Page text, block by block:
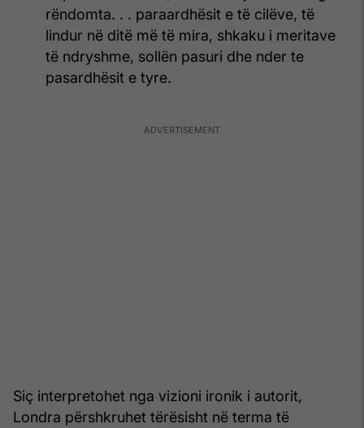
rëndomta. . . paraardhësit e të cilëve, të
lindur në ditë më të mira, shkaku i meri­tave
të ndryshme, sollën pasuri dhe nder te
pasar­dhësit e tyre.
Siç interpretohet nga vizioni ironik i autorit,
Londra përshkruhet tërësisht në terma të